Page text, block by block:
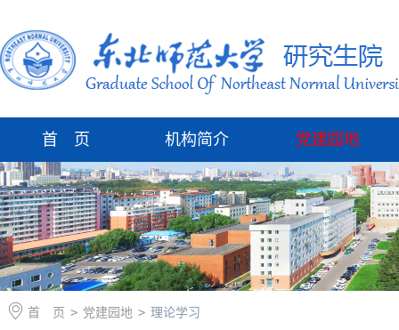
首 页 机构简介 党建园地
首 页 > 党建园地 > 理论学习